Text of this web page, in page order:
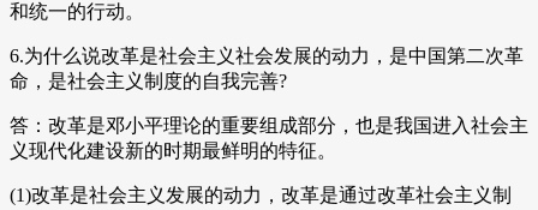
和统一的行动。
6.为什么说改革是社会主义社会发展的动力，是中国第二次革
命，是社会主义制度的自我完善?
答：改革是邓小平理论的重要组成部分，也是我国进入社会主
义现代化建设新的时期最鲜明的特征。
(1)改革是社会主义发展的动力，改革是通过改革社会主义制